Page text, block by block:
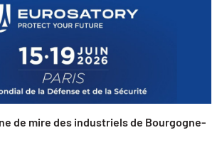
de mire des industriels de Bourgogne-